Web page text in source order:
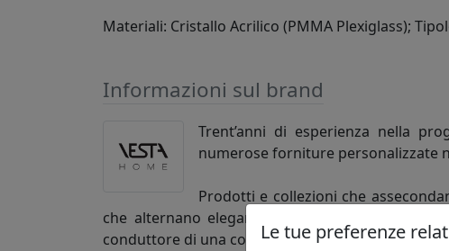
Materiali: Cristallo Acrilico (PMMA Plexiglass);
Informazioni sul brand
Trent’anni di esperienza nella
numerose forniture personalizzate
Prodotti e collezioni che
che alternano eleganza a funzionalità,
conduttore di una così ampia scelta.
Le tue preferenze